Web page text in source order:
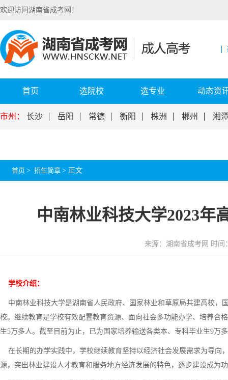
欢迎访问湖南省成考网！
首页 选院校 选专业 动态资
市州： 长沙 岳阳 常德 衡阳 株洲 郴州 湘
首页 > 招生简章 > 正文
中南林业科技大学2023年
来源：湖南省成考网 时间
学校介绍：
中南林业科技大学是湖南省人民政府、国家林业和草原局共建高校，
校。继续教育是学校有效配置教育资源、面向社会多功能办学、培养合
生5万多人。截至目前为止，已为国家培养输送各类本、专科毕业生9万
在长期的办学实践中，学校继续教育坚持以经济社会发展需求为导向
源，突出林业建设人才教育和服务地方经济发展的特色，逐步建设成为